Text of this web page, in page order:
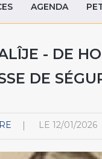
AGENDA
- DE
DE
LE 12/01/2026